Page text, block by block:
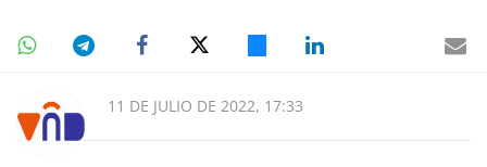
11 DE JULIO DE 2022, 17:33